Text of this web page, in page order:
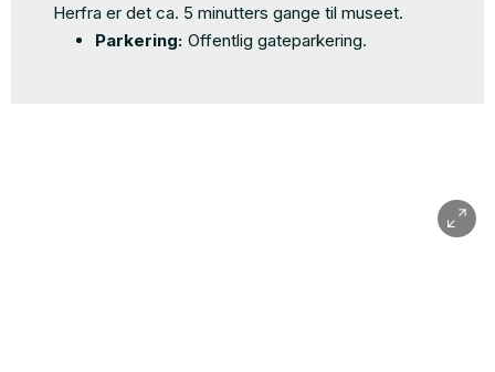
Herfra er det ca. 5 minutters gange til museet.
Parkering: ​Offentlig gateparkering.